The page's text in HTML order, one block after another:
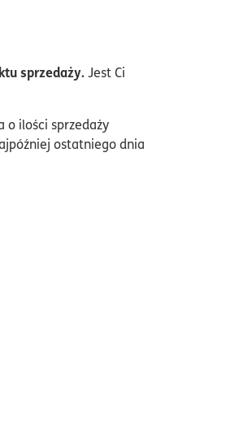
sprzedaży.Jest Ci
o ilości sprzedaży
ostatniego dnia